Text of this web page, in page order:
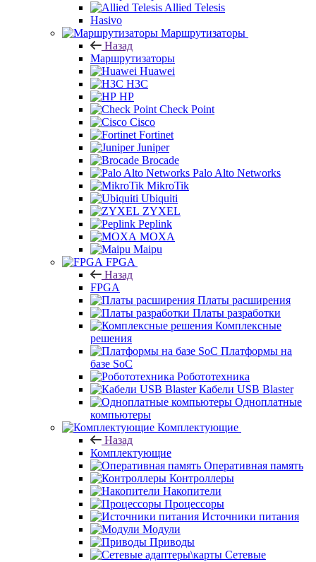
Allied Telesis
Hasivo
Маршрутизаторы
Назад
Маршрутизаторы
Huawei
H3C
HP
Check Point
Cisco
Fortinet
Juniper
Brocade
Palo Alto Networks
MikroTik
Ubiquiti
ZYXEL
Peplink
MOXA
Maipu
FPGA
Назад
FPGA
Платы расширения
Платы разработки
Комплексные
решения
Платформы на
базе SoC
Робототехника
Кабели USB Blaster
Одноплатные
компьютеры
Комплектующие
Назад
Комплектующие
Оперативная память
Контроллеры
Накопители
Процессоры
Источники питания
Модули
Приводы
Сетевые